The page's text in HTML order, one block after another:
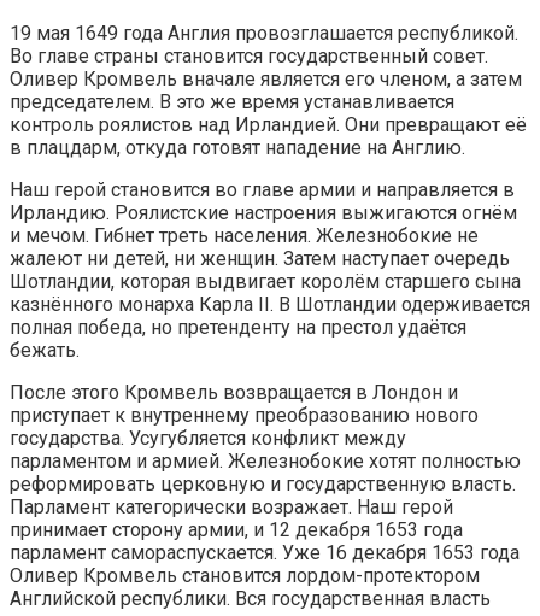
19 мая 1649 года Англия провозглашается республикой.
Во главе страны становится государственный совет.
Оливер Кромвель вначале является его членом, а затем
председателем. В это же время устанавливается
контроль роялистов над Ирландией. Они превращают её
в плацдарм, откуда готовят нападение на Англию.
Наш герой становится во главе армии и направляется в
Ирландию. Роялистские настроения выжигаются огнём
и мечом. Гибнет треть населения. Железнобокие не
жалеют ни детей, ни женщин. Затем наступает очередь
Шотландии, которая выдвигает королём старшего сына
казнённого монарха Карла II. В Шотландии одерживается
полная победа, но претенденту на престол удаётся
бежать.
После этого Кромвель возвращается в Лондон и
приступает к внутреннему преобразованию нового
государства. Усугубляется конфликт между
парламентом и армией. Железнобокие хотят полностью
реформировать церковную и государственную власть.
Парламент категорически возражает. Наш герой
принимает сторону армии, и 12 декабря 1653 года
парламент самораспускается. Уже 16 декабря 1653 года
Оливер Кромвель становится лордом-протектором
Английской республики. Вся государственная власть